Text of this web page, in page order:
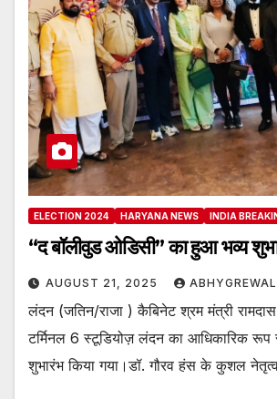
ELECTION 2024 HARYANA NEWS INDIA
“द बॉलीवुड ओडिसी” का हुआ भव्य
AUGUST 21, 2025 ABHYGREWAL
लंदन (जतिन/राजा ) कैबिनेट श्रम मंत्री रामदास
टर्मिनल 6 स्टूडियोज़ लंदन का आधिकारिक
शुभारंभ किया गया।डॉ. गौरव हंस के कुशल